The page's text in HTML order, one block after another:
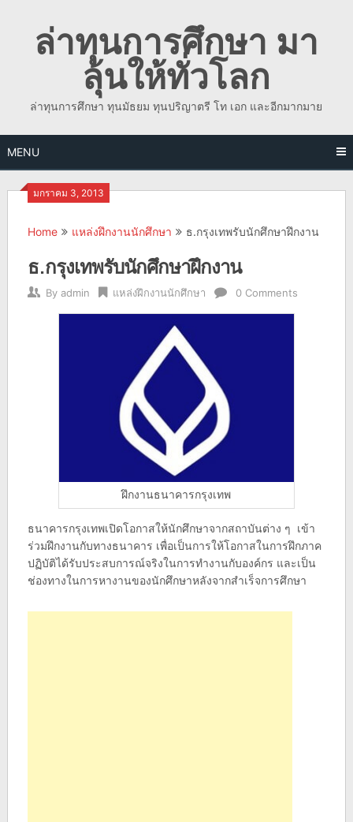
contentล่าทุนการศึกษา มา
ลุ้นให้ทั่วโลก
ล่าทุนการศึกษา ทุนมัธยม ทุนปริญาตรี โท เอก และอีกมากมาย
MENU
มกราคม 3, 2013
Home แหล่งฝึกงานนักศึกษา ธ.กรุงเทพรับนักศึกษาฝึกงาน
ธ.กรุงเทพรับนักศึกษาฝึกงาน
By admin แหล่งฝึกงานนักศึกษา 0 Comments
ฝึกงานธนาคารกรุงเทพ
ธนาคารกรุงเทพเปิดโอกาสให้นักศึกษาจากสถาบันต่าง ๆ เข้า
ร่วมฝึกงานกับทางธนาคาร เพื่อเป็นการให้โอกาสในการฝึกภาค
ปฏิบัติได้รับประสบการณ์จริงในการทำงานกับองค์กร และเป็น
ช่องทางในการหางานของนักศึกษาหลังจากสำเร็จการศึกษา